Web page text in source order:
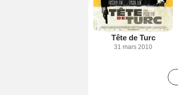
Tête de Turc
31 mars 2010